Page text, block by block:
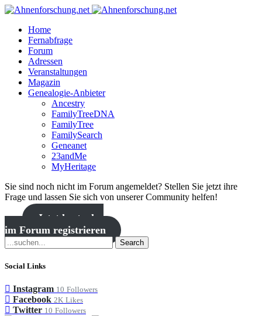
Home
Fernabfrage
Forum
Adressen
Veranstaltungen
Magazin
Genealogie-Anbieter
Ancestry
FamilyTreeDNA
FamilyTree
FamilySearch
Geneanet
23andMe
MyHeritage
Sie sind noch nicht im Forum angemeldet? Stellen Sie jetzt ihre
Frage und lassen Sie sich von unserer Community helfen!
Jetzt kostenlos
im Forum registrieren
Search
Social Links
Instagram 10 Followers
Facebook 2K Likes
Twitter 10 Followers